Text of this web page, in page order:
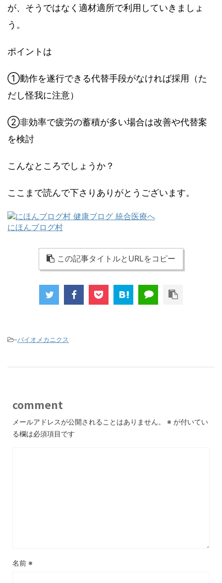
が、そうではなく適材適所で利用していきましょ
う。
ポイントは
①動作を遂行できる代替手段がなければ採用（た
だし怪我に注意）
②非効率で疲労の蓄積が多い場合は改善や代替案
を検討
こんなところでしょうか？
ここまで読んで下さりありがとうございます。
にほんブログ村
この記事タイトルとURLをコピー
-バイオメカニクス
comment
メールアドレスが公開されることはありません。 ※ が付いてい
る欄は必須項目です
名前 ※